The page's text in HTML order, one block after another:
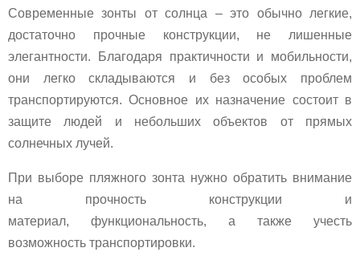
Современные зонты от солнца – это обычно легкие,
достаточно прочные конструкции, не лишенные
элегантности. Благодаря практичности и мобильности,
они легко складываются и без особых проблем
транспортируются. Основное их назначение состоит в
защите людей и небольших объектов от прямых
солнечных лучей.
При выборе пляжного зонта нужно обратить внимание
на прочность конструкции и
материал, функциональность, а также учесть
возможность транспортировки.